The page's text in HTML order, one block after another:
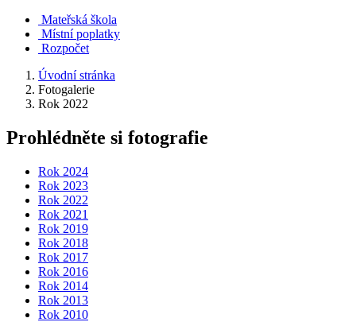
Mateřská škola
Místní poplatky
Rozpočet
Úvodní stránka
Fotogalerie
Rok 2022
Prohlédněte si fotografie
Rok 2024
Rok 2023
Rok 2022
Rok 2021
Rok 2019
Rok 2018
Rok 2017
Rok 2016
Rok 2014
Rok 2013
Rok 2010